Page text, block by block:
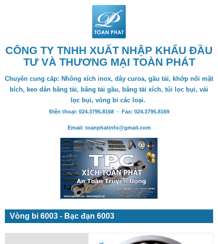
CÔNG TY TNHH XUẤT NHẬP KHẨU ĐẦU
TƯ VÀ THƯƠNG MẠI TOÀN PHÁT
Chuyên cung cấp: Nhông xích inox, dây curoa, gầu tải, khớp nối mặt
bích, keo dán băng tải, băng tải gầu, băng tải xích, túi lọc bụi, vải
lọc bụi, vòng bi các loại.
Điện thoại: 024.3795.8168 - Fax: 024.3795.8169
Email: toanphatinfo@gmail.com
Vòng bi 6003 - Bạc đạn 6003